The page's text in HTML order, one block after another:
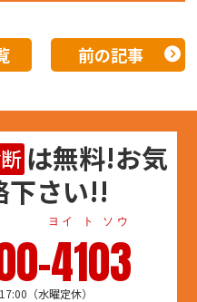
前の記事
は無料!お気
下さい!!
4103
イ ト ソウ
（水曜定休）